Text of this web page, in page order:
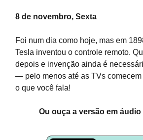
8 de novembro, Sexta
Foi num dia como hoje, mas em
Tesla inventou o controle remoto.
depois e invenção ainda é
— pelo menos até as TVs
o que você fala!
Ou ouça a versão em áudio